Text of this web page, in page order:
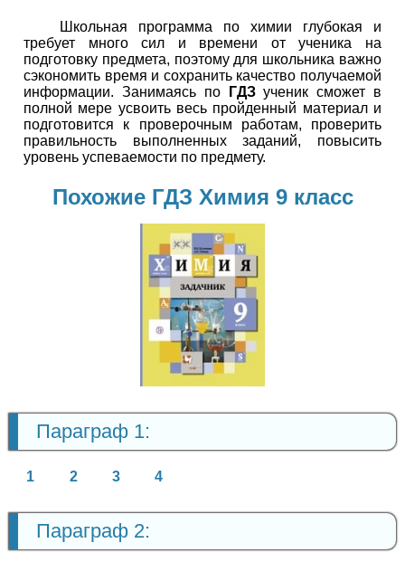
Школьная программа по химии глубокая и
требует много сил и времени от ученика на
подготовку предмета, поэтому для школьника важно
сэкономить время и сохранить качество получаемой
информации. Занимаясь по
ГДЗученик сможет в
полной мере усвоить весь пройденный материал и
подготовится к проверочным работам, проверить
правильность выполненных заданий, повысить
уровень успеваемости по предмету.
Похожие ГДЗ Химия 9 класс
Химия
9 класс
Параграф 1:
1 2 3 4
Параграф 2: